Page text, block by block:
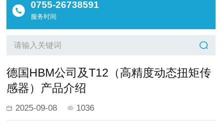
0755-26738591
服务时间
德国HBM公司及T12（高精度动态扭矩传
感器）产品介绍
2025-09-08 1036